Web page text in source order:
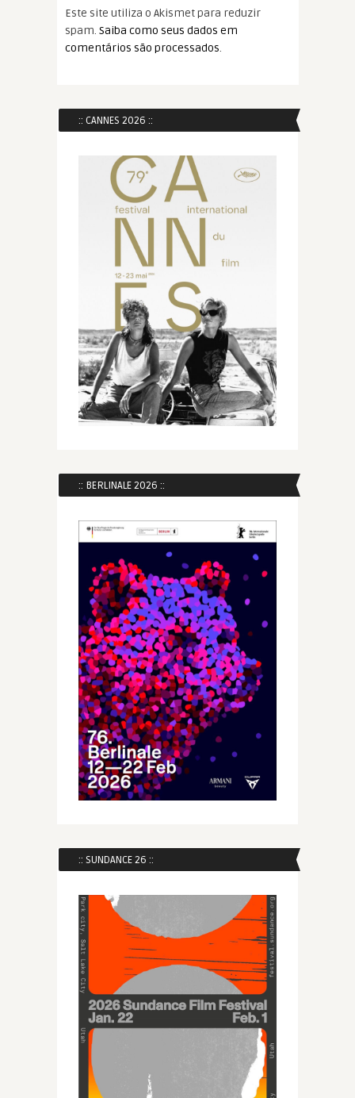
Este site utiliza o Akismet para reduzir
spam. Saiba como seus dados em
comentários são processados.
:: CANNES 2026 ::
:: BERLINALE 2026 ::
:: SUNDANCE 26 ::